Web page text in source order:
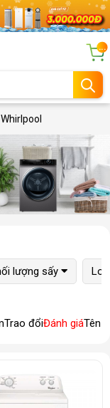
...
lượng sấy
Trao đổiĐánh giáTên